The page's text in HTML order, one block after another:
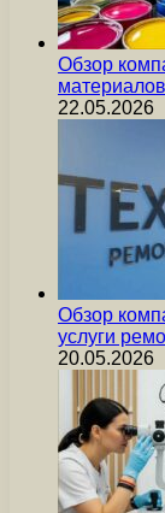
Обзор
22.05.2026
Обзор
услуги
20.05.2026